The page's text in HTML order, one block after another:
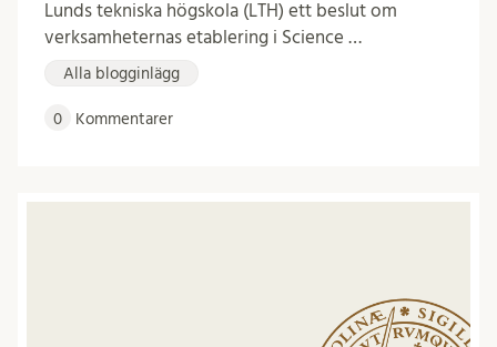
Lunds tekniska högskola (LTH) ett beslut om
verksamheternas etablering i Science …
Alla blogginlägg
0 Kommentarer